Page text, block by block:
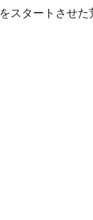
スタートさせ